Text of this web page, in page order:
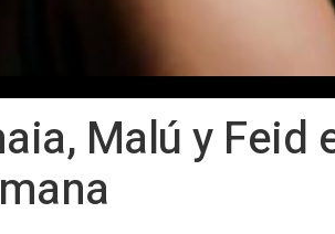
Malú y Feid